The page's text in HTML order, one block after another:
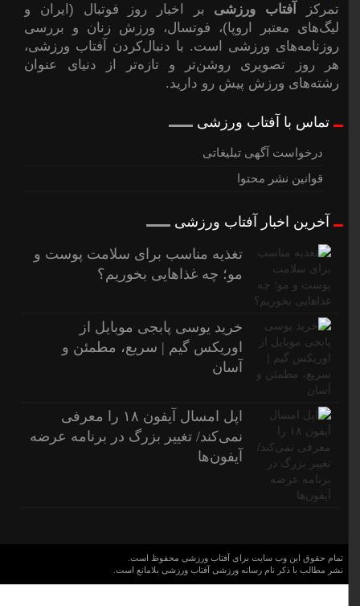
تمرکز آفتاب ورزشیبر اخبار روز فوتبال (ایران و
لیگ‌های معتبر اروپا)، فوتسال، ورزش زنان و بررسی
روزنامه‌های ورزشی است. با دنبال‌کردن آفتاب ورزشی،
هر روز تصویری روشن‌تر و تازه‌تر از دنیای عنوان
رشته‌های ورزش پیشِ رو دارید.
تماس با آفتاب ورزشی
درخواست آگهی تبلیغاتی
قوانین نشر محتوا
آخرین اخبار آفتاب ورزشی
تغذیه مناسب برای سلامت پوست و
مو؛ چه غذاهایی بخوریم؟
خرید یوسی پابجی موبایل از
اوریکس گیم | سریع، مطمئن و
آسان
اپل امسال آیفون ۱۸ را معرفی
نمی‌کند/ تغییر بزرگ در برنامه عرضه
آیفون‌ها
تمام حقوق این وب سایت برای آفتاب ورزشی محفوظ است.
نشر مطالب با ذکر نام رسانه ورزشی آفتاب ورزشی بلامانع است.